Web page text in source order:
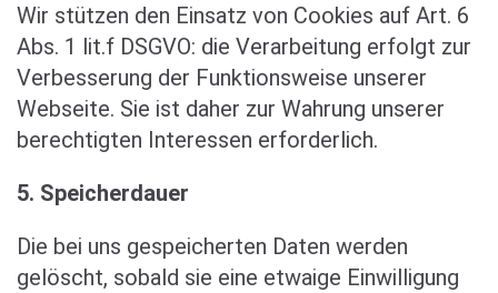
Wir stützen den Einsatz von Cookies auf Art. 6
Abs. 1 lit.f DSGVO: die Verarbeitung erfolgt zur
Verbesserung der Funktionsweise unserer
Webseite. Sie ist daher zur Wahrung unserer
berechtigten Interessen erforderlich.
5. Speicherdauer
Die bei uns gespeicherten Daten werden
gelöscht, sobald sie eine etwaige Einwilligung